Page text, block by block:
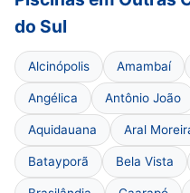
do Sul
Alcinópolis Amambaí
Angélica Antônio João
Aquidauana Aral
Batayporã Bela Vista